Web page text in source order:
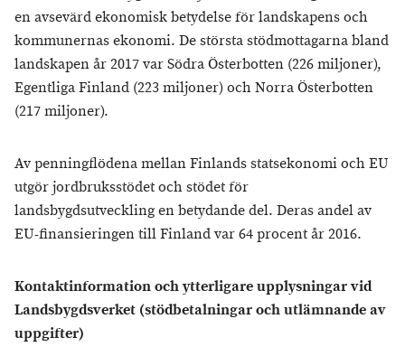
en avsevärd ekonomisk betydelse för landskapens och
kommunernas ekonomi. De största stödmottagarna bland
landskapen år 2017 var Södra Österbotten (226 miljoner),
Egentliga Finland (223 miljoner) och Norra Österbotten
(217 miljoner).
Av penningflödena mellan Finlands statsekonomi och EU
utgör jordbruksstödet och stödet för
landsbygdsutveckling en betydande del. Deras andel av
EU-finansieringen till Finland var 64 procent år 2016.
Kontaktinformation och ytterligare upplysningar vid
Landsbygdsverket (stödbetalningar och utlämnande av
uppgifter)